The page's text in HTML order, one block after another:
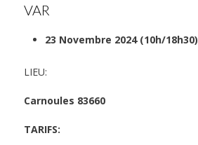
VAR
23 Novembre 2024 (10h/18h30)
LIEU:
Carnoules 83660
TARIFS: